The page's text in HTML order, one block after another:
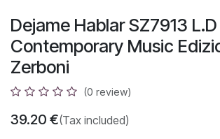
Dejame Hablar SZ7913
Contemporary Music
Zerboni
(0 review)
39.20 €(Tax included)